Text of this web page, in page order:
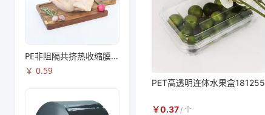
PE非阻隔共挤热收缩膜S53
￥ 0.59
PET高透明连体水果盒181255
￥0.37 / 个